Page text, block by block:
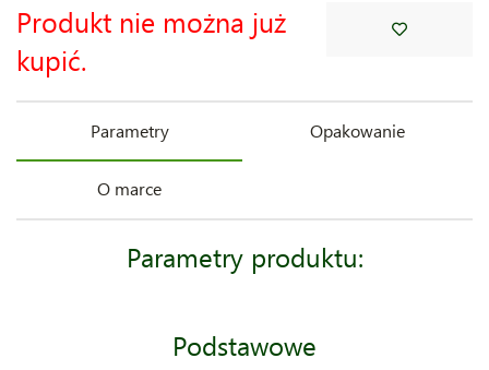
Produkt nie można już
kupić.
Parametry Opakowanie
O marce
Parametry produktu:
Podstawowe